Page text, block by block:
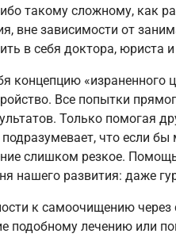
такому сложному, как
вне зависимости от
в себя доктора, юриста
концепцию
Все попытки
Только
подразумевает, что
слишком резкое.
нашего развития: даже
к самоочищению
подобному лечению или